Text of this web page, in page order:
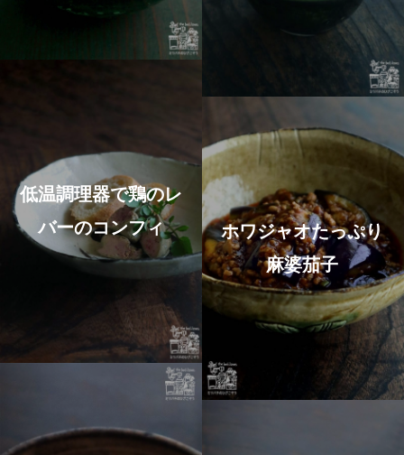
低温調理器で鶏のレ
バーのコンフィ
ホワジャオたっぷり
麻婆茄子